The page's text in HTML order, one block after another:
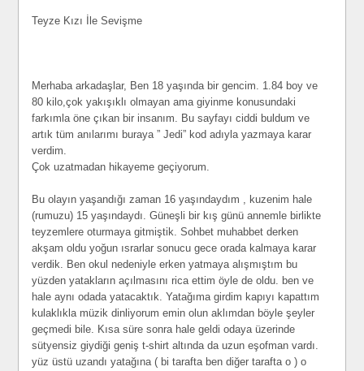
Teyze Kızı İle Sevişme
Merhaba arkadaşlar, Ben 18 yaşında bir gencim. 1.84 boy ve
80 kilo,çok yakışıklı olmayan ama giyinme konusundaki
farkımla öne çıkan bir insanım. Bu sayfayı ciddi buldum ve
artık tüm anılarımı buraya ” Jedi” kod adıyla yazmaya karar
verdim.
Çok uzatmadan hikayeme geçiyorum.
Bu olayın yaşandığı zaman 16 yaşındaydım , kuzenim hale
(rumuzu) 15 yaşındaydı. Güneşli bir kış günü annemle birlikte
teyzemlere oturmaya gitmiştik. Sohbet muhabbet derken
akşam oldu yoğun ısrarlar sonucu gece orada kalmaya karar
verdik. Ben okul nedeniyle erken yatmaya alışmıştım bu
yüzden yatakların açılmasını rica ettim öyle de oldu. ben ve
hale aynı odada yatacaktık. Yatağıma girdim kapıyı kapattım
kulaklıkla müzik dinliyorum emin olun aklımdan böyle şeyler
geçmedi bile. Kısa süre sonra hale geldi odaya üzerinde
sütyensiz giydiği geniş t-shirt altında da uzun eşofman vardı.
yüz üstü uzandı yatağına ( bi tarafta ben diğer tarafta o ) o